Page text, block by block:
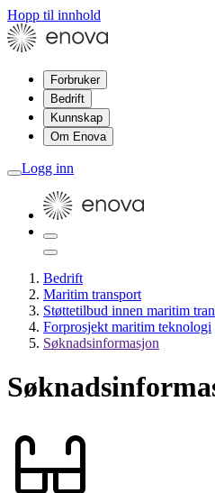
Hopp til innhold
Forbruker
Bedrift
Kunnskap
Om Enova
Logg inn
Bedrift
Maritim transport
Støttetilbud innen maritim
Forprosjekt maritim teknologi
Søknadsinformasjon